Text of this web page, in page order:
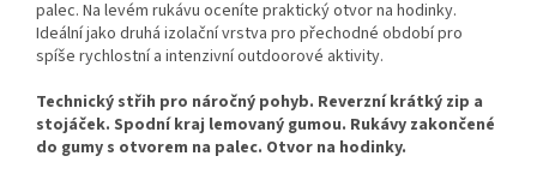
palec. Na levém rukávu oceníte praktický otvor na hodinky.
Ideální jako druhá izolační vrstva pro přechodné období pro
spíše rychlostní a intenzivní outdoorové aktivity.
Technický střih pro náročný pohyb. Reverzní krátký zip a
stojáček. Spodní kraj lemovaný gumou. Rukávy zakončené
do gumy s otvorem na palec. Otvor na hodinky.